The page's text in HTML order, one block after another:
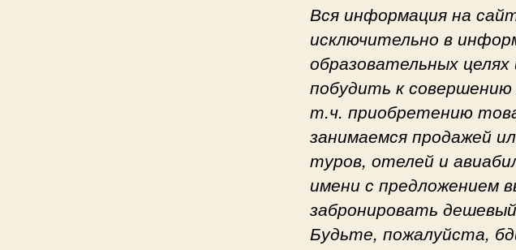
Вся информация на
исключительно в
образовательных
побудить к
т.ч. приобретению
занимаемся продажей
туров, отелей и
имени с предложением
забронировать
Будьте, пожалуйста,